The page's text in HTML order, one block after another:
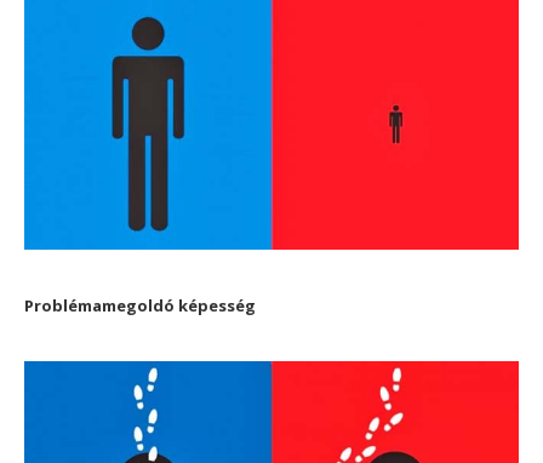
Problémamegoldó képesség